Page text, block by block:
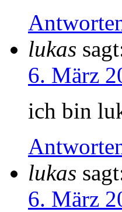
lukas
6. März
ich bin
lukas
6. März